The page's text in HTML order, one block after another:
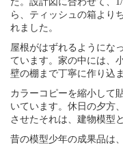
ら、ティッシュの箱より
れました。
屋根がはずれるようにな
ています。家の中には、
壁の棚まで丁寧に作り込
カラーコピーを縮小して
いています。休日の夕方
させたそれは、建物模型
昔の模型少年の成果品は